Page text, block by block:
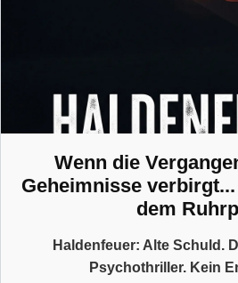
Wenn die
Geheimnisse
dem
Haldenfeuer: Alte Schuld.
Psychothriller. Kein